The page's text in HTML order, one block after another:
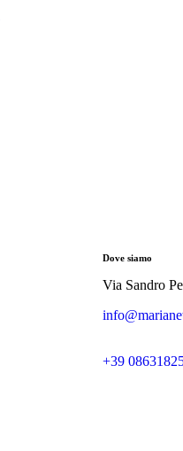
Dove siamo
Via Sandro
+39